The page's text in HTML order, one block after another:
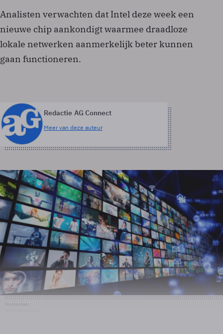
Analisten verwachten dat Intel deze week een
nieuwe chip aankondigt waarmee draadloze
lokale netwerken aanmerkelijk beter kunnen
gaan functioneren.
Redactie AG Connect
Meer van deze auteur